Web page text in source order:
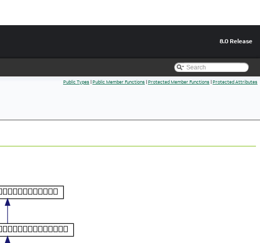
8.0 Release
Public Types|Public Member Functions|Protected Member Functions|Protected Attributes